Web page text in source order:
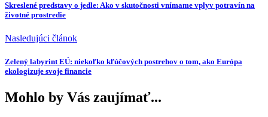
Skreslené predstavy o jedle: Ako v skutočnosti vnímame vplyv potravín na
životné prostredie
Nasledujúci článok
Zelený labyrint EÚ: niekoľko kľúčových postrehov o tom, ako Európa
ekologizuje svoje financie
Mohlo by Vás zaujímať...